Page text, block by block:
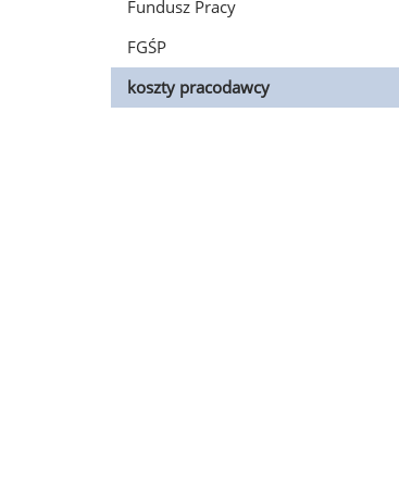
Fundusz Pracy
FGŚP
koszty pracodawcy